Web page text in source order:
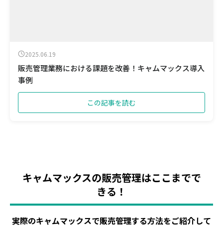
2025.06.19
販売管理業務における課題を改善！キャムマックス導入
事例
この記事を読む
キャムマックスの販売管理はここまでで
きる！
実際のキャムマックスで販売管理する方法をご紹介して